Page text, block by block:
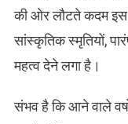
की ओर लौटते कदम
सांस्कृतिक स्मृतियों,
महत्व देने लगा है।
संभव है कि आने वाले